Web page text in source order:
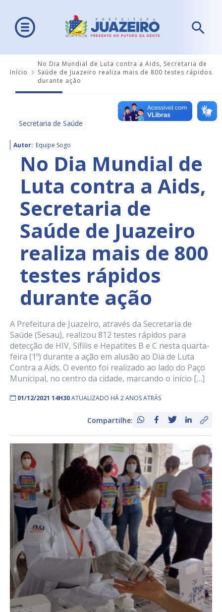
Início
No Dia Mundial de Luta contra a Aids, Secretaria de
Saúde de Juazeiro realiza mais de 800 testes rápidos
durante ação
Secretaria de Saúde
Autor: Equipe Sogo
No Dia Mundial de
Luta contra a Aids,
Secretaria de
Saúde de Juazeiro
realiza mais de 800
testes rápidos
durante ação
A Prefeitura de Juazeiro, através da Secretaria de
Saúde (Sesau), realizou 812 testes rápidos para
detecção de HIV, Sífilis e Hepatites B e C nesta quarta-
feira (1º) durante a ação em alusão ao Dia de Luta
Contra a Aids. O evento foi realizado ao lado do Paço
Municipal, no centro da cidade, marcando o início […]
01/12/2021 14H30ATUALIZADO HÁ 2 ANOS ATRÁS
Compartilhe: